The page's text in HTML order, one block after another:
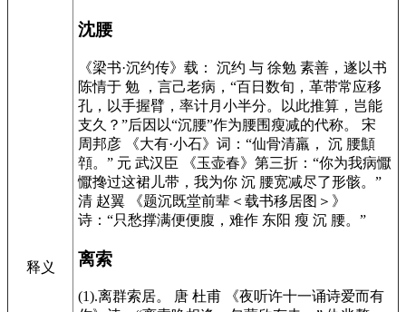
释义
沈腰
《梁书·沉约传》载： 沉约 与 徐勉 素善，遂以书
陈情于 勉 ，言己老病，“百日数旬，革带常应移
孔，以手握臂，率计月小半分。以此推算，岂能
支久？”后因以“沉腰”作为腰围瘦减的代称。 宋
周邦彦 《大有·小石》词：“仙骨清羸， 沉 腰顦
顇。” 元 武汉臣 《玉壶春》第三折：“你为我病懨
懨搀过这裙儿带，我为你 沉 腰宽减尽了形骸。”
清 赵翼 《题沉既堂前辈＜载书移居图＞》
诗：“只愁撑满便便腹，难作 东阳 瘦 沉 腰。”
离索
(1).离群索居。 唐 杜甫 《夜听许十一诵诗爱而有